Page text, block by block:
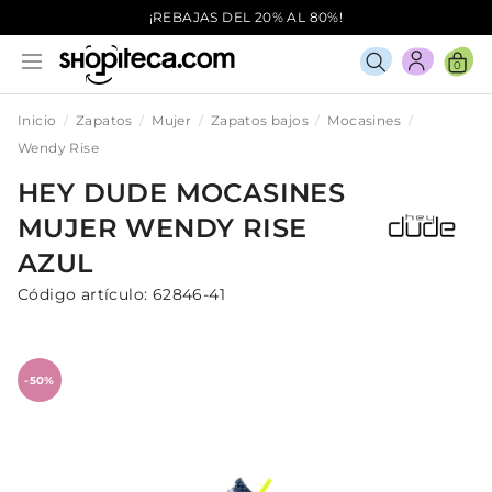
¡REBAJAS DEL 20% AL 80%!
0
Inicio Zapatos Mujer Zapatos bajos
Mocasines
Wendy Rise
HEY DUDE MOCASINES
MUJERWENDY RISE
AZUL
Código artículo: 62846-41
-50%